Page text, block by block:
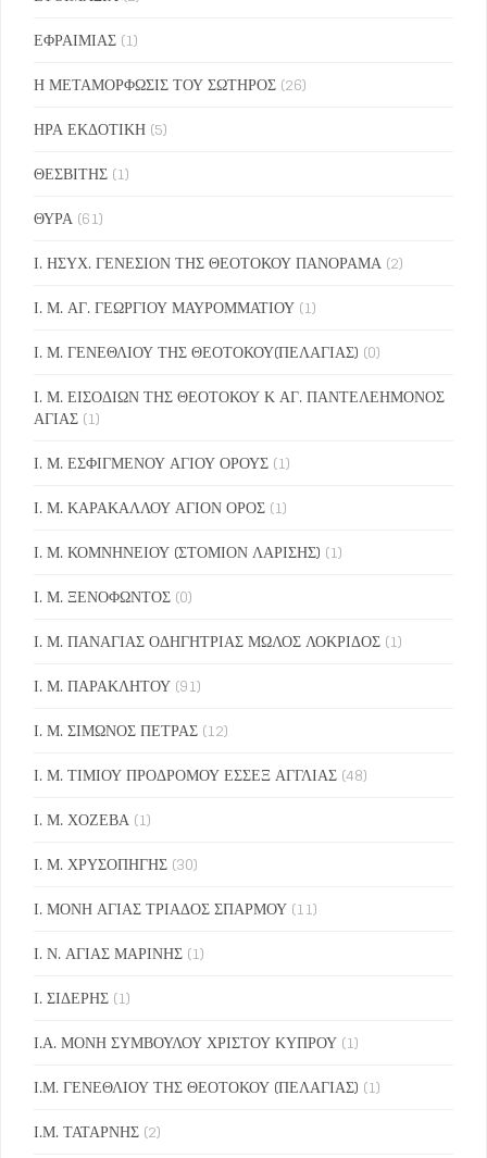
ΕΦΡΑΙΜΙΑΣ (1)
Η ΜΕΤΑΜΟΡΦΩΣΙΣ ΤΟΥ ΣΩΤΗΡΟΣ (26)
ΗΡΑ ΕΚΔΟΤΙΚΗ (5)
ΘΕΣΒΙΤΗΣ (1)
ΘΥΡΑ (61)
Ι. ΗΣΥΧ. ΓΕΝΕΣΙΟΝ ΤΗΣ ΘΕΟΤΟΚΟΥ ΠΑΝΟΡΑΜΑ (2)
Ι. Μ. ΑΓ. ΓΕΩΡΓΙΟΥ ΜΑΥΡΟΜΜΑΤΙΟΥ (1)
Ι. Μ. ΓΕΝΕΘΛΙΟΥ ΤΗΣ ΘΕΟΤΟΚΟΥ(ΠΕΛΑΓΙΑΣ) (0)
Ι. Μ. ΕΙΣΟΔΙΩΝ ΤΗΣ ΘΕΟΤΟΚΟΥ Κ ΑΓ. ΠΑΝΤΕΛΕΗΜΟΝΟΣ
ΑΓΙΑΣ (1)
Ι. Μ. ΕΣΦΙΓΜΕΝΟΥ ΑΓΙΟΥ ΟΡΟΥΣ (1)
Ι. Μ. ΚΑΡΑΚΑΛΛΟΥ ΑΓΙΟΝ ΟΡΟΣ (1)
Ι. Μ. ΚΟΜΝΗΝΕΙΟΥ (ΣΤΟΜΙΟΝ ΛΑΡΙΣΗΣ) (1)
Ι. Μ. ΞΕΝΟΦΩΝΤΟΣ (0)
Ι. Μ. ΠΑΝΑΓΙΑΣ ΟΔΗΓΗΤΡΙΑΣ ΜΩΛΟΣ ΛΟΚΡΙΔΟΣ (1)
Ι. Μ. ΠΑΡΑΚΛΗΤΟΥ (91)
Ι. Μ. ΣΙΜΩΝΟΣ ΠΕΤΡΑΣ (12)
Ι. Μ. ΤΙΜΙΟΥ ΠΡΟΔΡΟΜΟΥ ΕΣΣΕΞ ΑΓΓΛΙΑΣ (48)
Ι. Μ. ΧΟΖΕΒΑ (1)
Ι. Μ. ΧΡΥΣΟΠΗΓΗΣ (30)
Ι. ΜΟΝΗ ΑΓΙΑΣ ΤΡΙΑΔΟΣ ΣΠΑΡΜΟΥ (11)
Ι. Ν. ΑΓΙΑΣ ΜΑΡΙΝΗΣ (1)
Ι. ΣΙΔΕΡΗΣ (1)
Ι.Α. ΜΟΝΗ ΣΥΜΒΟΥΛΟΥ ΧΡΙΣΤΟΥ ΚΥΠΡΟΥ (1)
Ι.Μ. ΓΕΝΕΘΛΙΟΥ ΤΗΣ ΘΕΟΤΟΚΟΥ (ΠΕΛΑΓΙΑΣ) (1)
Ι.Μ. ΤΑΤΑΡΝΗΣ (2)